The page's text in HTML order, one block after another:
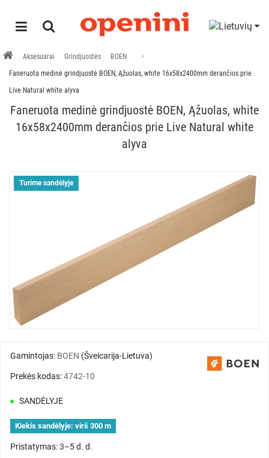
Aksesuarai Grindjuostės
BOEN
Faneruota medinė grindjuostė BOEN, Ąžuolas, white 16x58x2400mm derančios prie
Live Natural white alyva
Faneruota medinė grindjuostė BOEN, Ąžuolas, white
16x58x2400mm derančios prie Live Natural white
alyva
Turime sandėlyje
Gamintojas: BOEN (Šveicarija-Lietuva)
Prekės kodas:4742-10
SANDĖLYJE
Kiekis sandėlyje: virš 300 m
Pristatymas: 3–5 d. d.